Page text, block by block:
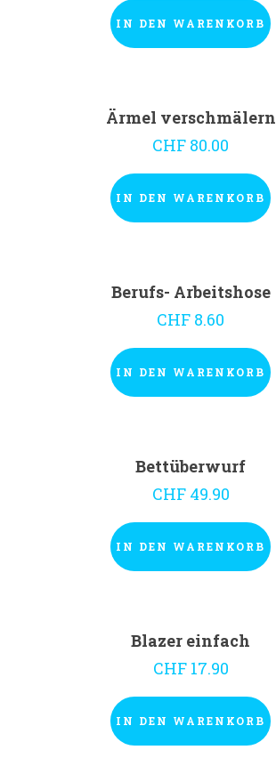
IN DEN WARENKORB
Ärmel verschmälern
CHF 80.00
IN DEN WARENKORB
Berufs- Arbeitshose
CHF 8.60
IN DEN WARENKORB
Bettüberwurf
CHF49.90
IN DEN WARENKORB
Blazer einfach
CHF17.90
IN DEN WARENKORB